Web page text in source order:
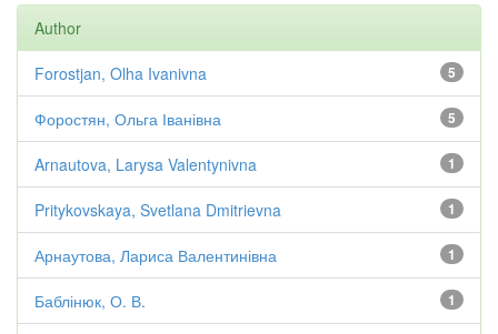
Author
5
Forostjan, Olha Ivanivna
5
Форостян, Ольга Іванівна
1
Arnautova, Larysa Valentynivna
1
Pritykovskaya, Svetlana Dmitrievna
1
Арнаутова, Лариса Валентинівна
1
Баблінюк, О. В.